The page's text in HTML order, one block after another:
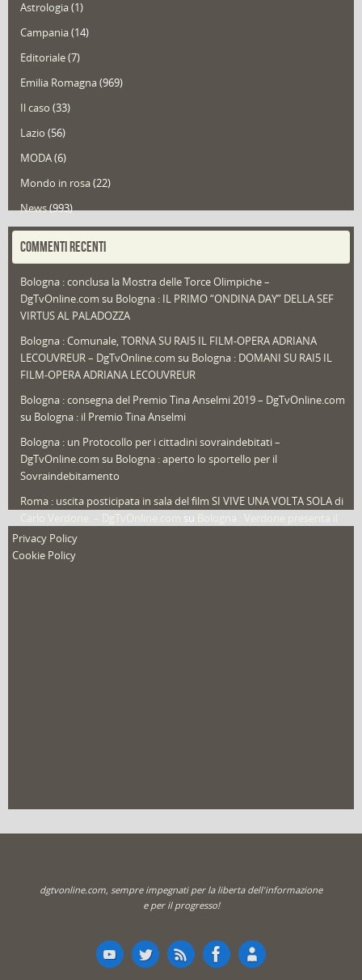
Astrologia(1)
Campania(14)
Editoriale(7)
Emilia Romagna(969)
Il caso (33)
Lazio (56)
MODA(6)
Mondo in rosa(22)
News(993)
Portfolio(1)
Redazioni(1.050)
Speciali (22)
Sport
That's Bologna Magazine(25)
Video (archivio) (263)
COMMENTI RECENTI
Bologna : conclusa la Mostra delle Torce Olimpiche –
DgTvOnline.com su Bologna : IL PRIMO “ONDINA DAY” DELLA SEF
VIRTUS AL PALADOZZA
Bologna : Comunale, TORNA SU RAI5 IL FILM-OPERA ADRIANA
LECOUVREUR – DgTvOnline.com su Bologna : DOMANI SU RAI5 IL
FILM-OPERA ADRIANA LECOUVREUR
Bologna : consegna del Premio Tina Anselmi 2019 – DgTvOnline.com
su Bologna : il Premio Tina Anselmi
Bologna : un Protocollo per i cittadini sovraindebitati –
DgTvOnline.com su Bologna : aperto lo sportello per il
Sovraindebitamento
Roma : uscita posticipata in sala del film SI VIVE UNA VOLTA SOLA di
su
nuovo film
Privacy Policy
Cookie Policy
dgtvonline.com, sempre impegnati per la liberta dell'informazione
e per il progresso!